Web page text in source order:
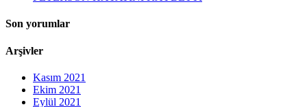
Son yorumlar
Arşivler
Kasım 2021
Ekim 2021
Eylül 2021